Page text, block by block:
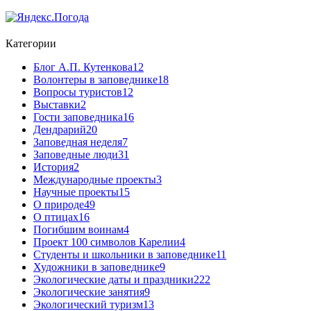
Категории
Блог А.П. Кутенкова12
Волонтеры в заповеднике18
Вопросы туристов12
Выставки2
Гости заповедника16
Дендрарий20
Заповедная неделя7
Заповедные люди31
История2
Международные проекты3
Научные проекты15
О природе49
О птицах16
Погибшим воинам4
Проект 100 символов Карелии4
Студенты и школьники в заповеднике11
Художники в заповеднике9
Экологические даты и праздники222
Экологические занятия9
Экологический туризм13